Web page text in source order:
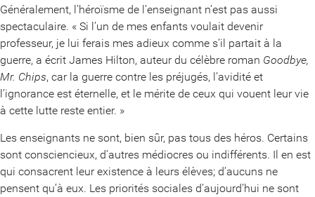
Généralement, l’héroïsme de l’enseignant n’est pas aussi
spectaculaire. « Si l’un de mes enfants voulait devenir
professeur, je lui ferais mes adieux comme s’il partait à la
guerre, a écrit James Hilton, auteur du célèbre roman Goodbye,
Mr. Chips, car la guerre contre les préjugés, l’avidité et
l’ignorance est éternelle, et le mérite de ceux qui vouent leur vie
à cette lutte reste entier. »
Les enseignants ne sont, bien sûr, pas tous des héros. Certains
sont consciencieux, d’autres médiocres ou indifférents. Il en est
qui consacrent leur existence à leurs élèves; d’aucuns ne
pensent qu’à eux. Les priorités sociales d’aujourd’hui ne sont